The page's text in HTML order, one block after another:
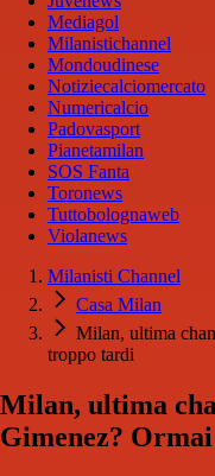
Mediagol
Milanistichannel
Mondoudinese
Notiziecalciomercato
Numericalcio
Padovasport
Pianetamilan
SOS Fanta
Toronews
Tuttobolognaweb
Violanews
Milanisti Channel
Casa Milan
Milan, ultima
troppo tardi
Milan, ultima
Gimenez?